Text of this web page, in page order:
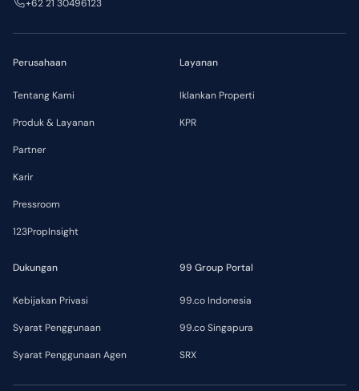
Perusahaan
Tentang Kami
Produk & Layanan
Partner
Karir
Pressroom
123PropInsight
Layanan
Iklankan Properti
KPR
Dukungan
Kebijakan Privasi
Syarat Penggunaan
Syarat Penggunaan Agen
99 Group Portal
99.co Indonesia
99.co Singapura
SRX
+62 21 30496123